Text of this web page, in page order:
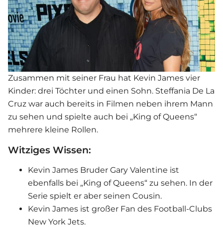
Zusammen mit seiner Frau hat Kevin James vier
Kinder: drei Töchter und einen Sohn. Steffania De La
Cruz war auch bereits in Filmen neben ihrem Mann
zu sehen und spielte auch bei „King of Queens“
mehrere kleine Rollen.
Witziges Wissen:
Kevin James Bruder Gary Valentine ist
ebenfalls bei „King of Queens“ zu sehen. In der
Serie spielt er aber seinen Cousin.
Kevin James ist großer Fan des Football-Clubs
New York Jets.